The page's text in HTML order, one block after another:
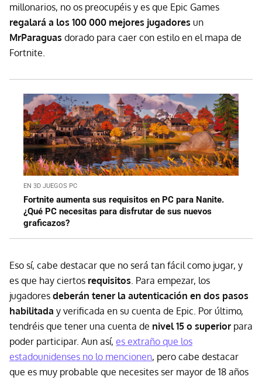
millonarios, no os preocupéis y es que Epic Games
regalará a los 100 000 mejores jugadores un
MrParaguas dorado para caer con estilo en el mapa de
Fortnite.
EN 3D JUEGOS PC
Fortnite aumenta sus requisitos en PC para Nanite.
¿Qué PC necesitas para disfrutar de sus nuevos
graficazos?
Eso sí, cabe destacar que no será tan fácil como jugar, y
es que hay ciertos requisitos . Para empezar, los
jugadores deberán tener la autenticación en dos pasos
habilitada y verificada en su cuenta de Epic. Por último,
tendréis que tener una cuenta de nivel 15 o superior para
poder participar. Aun así, es extraño que los
estadounidenses no lo mencionen, pero cabe destacar
que es muy probable que necesites ser mayor de 18 años